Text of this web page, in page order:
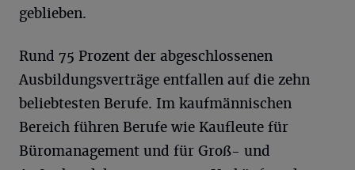
geblieben.
Rund 75 Prozent der abgeschlossenen
Ausbildungsverträge entfallen auf die zehn
beliebtesten Berufe. Im kaufmännischen
Bereich führen Berufe wie Kaufleute für
Büromanagement und für Groß- und